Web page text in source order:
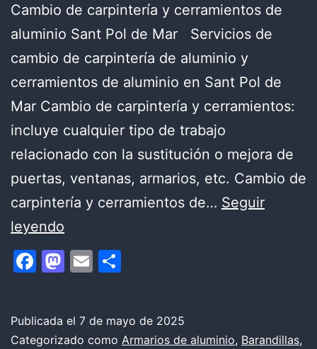
Cambio de carpintería y cerramientos de
aluminio Sant Pol de Mar Servicios de
cambio de carpintería de aluminio y
cerramientos de aluminio en Sant Pol de
Mar Cambio de carpintería y cerramientos:
incluye cualquier tipo de trabajo
relacionado con la sustitución o mejora de
puertas, ventanas, armarios, etc. Cambio de
carpintería y cerramientos de… Seguir
leyendo
de
cambio
carpintería
Facebook
Mastodon
Email
Publicada el 7 de mayo de 2025
Categorizado como Armarios de aluminio, Barandillas,